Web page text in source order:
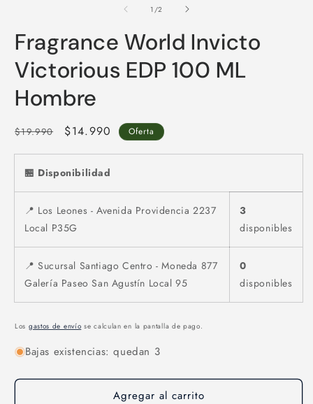
una
ventana
modal
1 /de
2
Fragrance World Invicto
Victorious EDP 100 ML
Hombre
Precio
$19.990
Precio
oferta
$14.990 Oferta
🏪 Disponibilidad
📍 Los Leones - Avenida Providencia 2237
Local P35G
3
disponibles
📍 Sucursal Santiago Centro - Moneda 877
Galería Paseo San Agustín Local 95
0
disponibles
Los gastos de envío se calculan en la pantalla de pago.
Bajas existencias: quedan 3
Agregar al carrito